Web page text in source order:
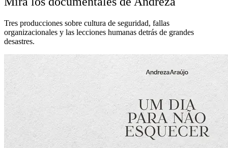
Tres producciones sobre cultura de seguridad, fallas
organizacionales y las lecciones humanas detrás de grandes
desastres.